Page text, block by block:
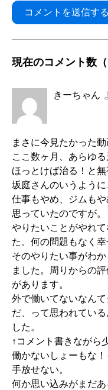
現在のコメント数（
きーちゃん
まさに今見たかった動
ここ数ヶ月、あらゆる
ほっとけば治る！と無
坂庭さんのいうように
仕事もやめ、ジムも
思っていたのですが。
やりたいことがやれ
た。何の問題もなく幸
そのやりたい事がわ
ました。周りからの
があります。
外で働いてないなん
だ、って思われてい
した。
↑コメント書きながら
働かないしょーもな！
手放せない。
何か思い込みがまだあ